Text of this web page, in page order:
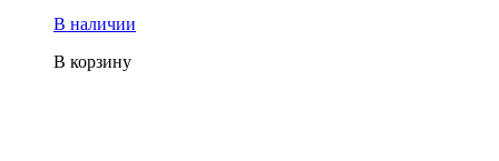
В наличии
В корзину